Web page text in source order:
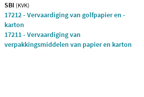
SBI (KVK)
17212 - Vervaardiging van golfpapier en -
karton
17211 - Vervaardiging van
verpakkingsmiddelen van papier en karton